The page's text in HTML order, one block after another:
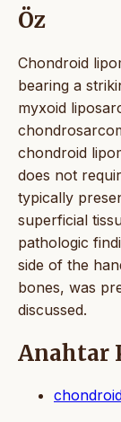
Öz
Chondroid
bearing a
myxoid
chondroid
does not
typically
superficial
pathologic
side of the
bones, was
discussed.
Anahtar